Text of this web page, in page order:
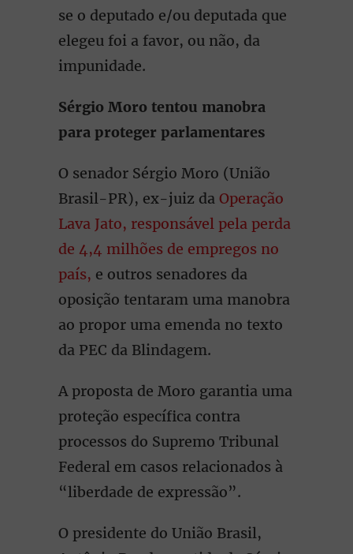
se o deputado e/ou deputada que
elegeu foi a favor, ou não, da
impunidade.
Sérgio Moro tentou manobra
para proteger parlamentares
O senador Sérgio Moro (União
Brasil-PR), ex-juiz da Operação
Lava Jato, responsável pela perda
de 4,4 milhões de empregos no
país, e outros senadores da
oposição tentaram uma manobra
ao propor uma emenda no texto
da PEC da Blindagem.
A proposta de Moro garantia uma
proteção específica contra
processos do Supremo Tribunal
Federal em casos relacionados à
“liberdade de expressão”.
O presidente do União Brasil,